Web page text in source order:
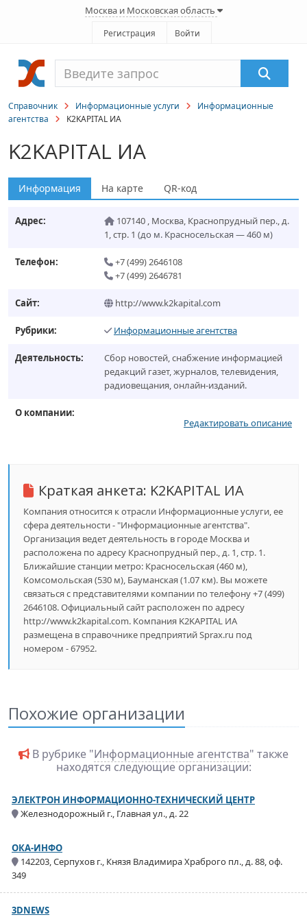
Москва и Московская область
Регистрация Войти
Справочник Информационные услуги
Информационные
агентства
K2KAPITAL ИА
K2KAPITAL ИА
Информация На карте QR-код
Адрес: 107140 , Москва, Краснопрудный пер., д.
1, стр. 1 (до м. Красносельская — 460 м)
Телефон:
+7 (499) 2646108
+7 (499) 2646781
Сайт: http://www.k2kapital.com
Рубрики: Информационные агентства
Деятельность:
Сбор новостей, снабжение информацией
редакций газет, журналов, телевидения,
радиовещания, онлайн-изданий.
О компании:
Редактировать описание
Краткая анкета: K2KAPITAL ИА
Компания относится к отрасли Информационные услуги, ее
сфера деятельности - "Информационные агентства".
Организация ведет деятельность в городе Москва и
расположена по адресу Краснопрудный пер., д. 1, стр. 1.
Ближайшие станции метро: Красносельская (460 м),
Комсомольская (530 м), Бауманская (1.07 км). Вы можете
связаться с представителями компании по телефону +7 (499)
2646108. Официальный сайт расположен по адресу
http://www.k2kapital.com. Компания K2KAPITAL ИА
размещена в справочнике предприятий Sprax.ru под
номером - 67952.
Похожие организации
В рубрике "Информационные агентства" также
находятся следующие организации:
ЭЛЕКТРОН ИНФОРМАЦИОННО-ТЕХНИЧЕСКИЙ ЦЕНТР
Железнодорожный г., Главная ул., д. 22
ОКА-ИНФО
142203, Серпухов г., Князя Владимира Храброго пл., д. 88, оф.
349
3DNEWS